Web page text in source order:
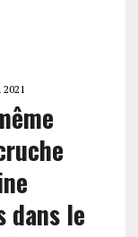
2021
dans le